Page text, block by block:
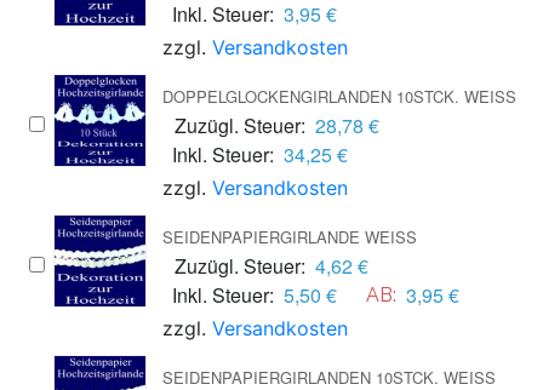
Inkl. Steuer: 3,95 €
zzgl. Versandkosten
DOPPELGLOCKENGIRLANDEN 10STCK. WEISS
Zuzügl. Steuer: 28,78 €
Inkl. Steuer: 34,25 €
zzgl. Versandkosten
SEIDENPAPIERGIRLANDE WEISS
Zuzügl. Steuer: 4,62 €
Inkl. Steuer: 5,50 € AB: 3,95 €
zzgl. Versandkosten
SEIDENPAPIERGIRLANDEN 10STCK. WEISS